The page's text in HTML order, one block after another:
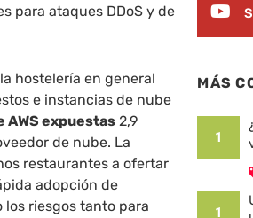
para ataques DDoS y de
hostelería en general
e instancias de nube
AWS expuestas 2,9
de nube. La
restaurantes a ofertar
adopción de
riesgos tanto para
MÁS
1
1